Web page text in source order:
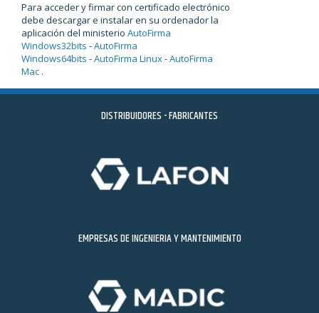
Para acceder y firmar con certificado electrónico
debe descargar e instalar en su ordenador la
aplicación del ministerio AutoFirma
Windows32bits -AutoFirma
Windows64bits -AutoFirma Linux-AutoFirma
Mac .
DISTRIBUIDORES - FABRICANTES
EMPRESAS DE INGENIERIA Y MANTENIMIENTO